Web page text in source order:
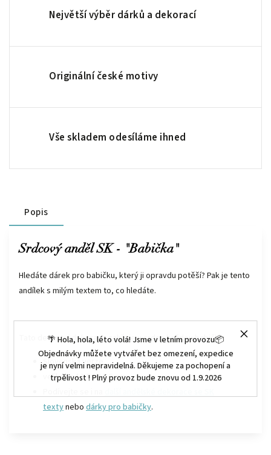
🌴 Hola, hola, léto volá! Jsme v letním provozu📦
Objednávky můžete vytvářet bez omezení, expedice
je nyní velmi nepravidelná. Děkujeme za pochopení a
trpělivost ! Plný provoz bude znovu od 1.9.2026
Největší výběr dárků a dekorací
Originální české motivy
Vše skladem odesíláme ihned
Popis
Srdcový anděl SK - "Babička"
Hledáte dárek pro babičku, který ji opravdu potěší? Pak je tento
andílek s milým textem to, co hledáte.
Tato decentní dekorace zahřeje u srdce každou babičku.
Slovenská verze
velikost: 12,5 x 11,5 cm
textynebo dárky pro babičky.